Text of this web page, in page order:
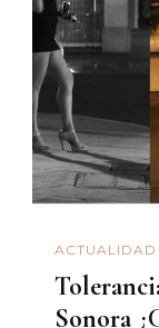
ACTUALIDAD
Sonora